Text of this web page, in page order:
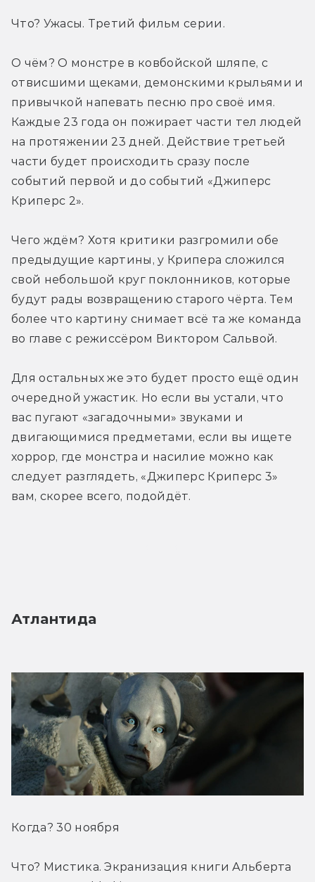
Что? Ужасы. Третий фильм серии.
О чём? О монстре в ковбойской шляпе, с
отвисшими щеками, демонскими крыльями и
привычкой напевать песню про своё имя.
Каждые 23 года он пожирает части тел людей
на протяжении 23 дней. Действие третьей
части будет происходить сразу после
событий первой и до событий «Джиперс
Криперс 2».
Чего ждём? Хотя критики разгромили обе
предыдущие картины, у Крипера сложился
свой небольшой круг поклонников, которые
будут рады возвращению старого чёрта. Тем
более что картину снимает всё та же команда
во главе с режиссёром Виктором Сальвой.
Для остальных же это будет просто ещё один
очередной ужастик. Но если вы устали, что
вас пугают «загадочными» звуками и
двигающимися предметами, если вы ищете
хоррор, где монстра и насилие можно как
следует разглядеть, «Джиперс Криперс 3»
вам, скорее всего, подойдёт.
Атлантида
Когда? 30 ноября
Что? Мистика. Экранизация книги Альберта